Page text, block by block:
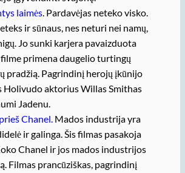
laimės. Pardavėjas neteko visko.
ir sūnaus, nes neturi nei namų,
Jo sunki karjera pavaizduota
primena daugelio turtingų
pradžią. Pagrindinį herojų įkūnijo
Holivudo aktorius Willas Smithas
Jadenu.
Chanel.Mados industrija yra
ir galinga. Šis filmas pasakoja
Chanel ir jos mados industrijos
Filmas prancūziškas, pagrindinį